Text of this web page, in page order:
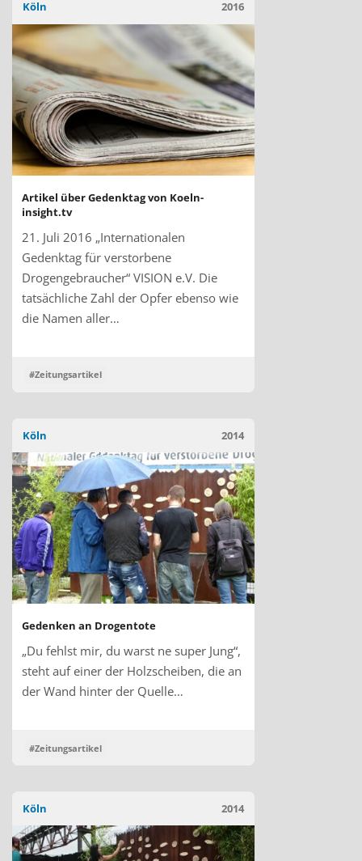
2016
Köln
Artikel über Gedenktag von Koeln-
insight.tv
21. Juli 2016 „Internationalen
Gedenktag für verstorbene
Drogengebraucher“ VISION e.V. Die
tatsächliche Zahl der Opfer ebenso wie
die Namen aller…
#Zeitungsartikel
2014
Köln
Gedenken an Drogentote
„Du fehlst mir, du warst ne super Jung“,
steht auf einer der Holzscheiben, die an
der Wand hinter der Quelle…
#Zeitungsartikel
2014
Köln